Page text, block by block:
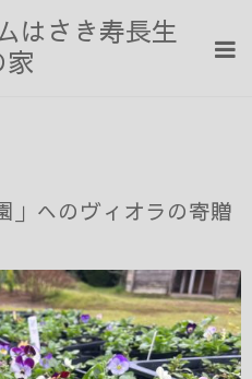
はさき寿長生
家
」へのヴィオラの寄贈